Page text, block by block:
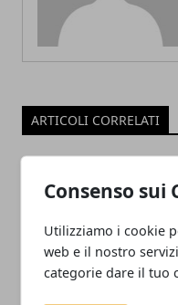
Consenso sui
Utilizziamo i cookie
web e il nostro
categorie dare il tuo
ARTICOLI CORRELATI